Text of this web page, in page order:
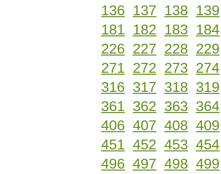
136 137 138 139
181 182 183 184
226 227 228 229
271 272 273 274
316 317 318 319
361 362 363 364
406 407 408 409
451 452 453 454
496 497 498 499